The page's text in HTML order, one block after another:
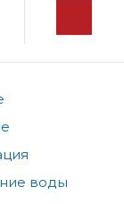
воды